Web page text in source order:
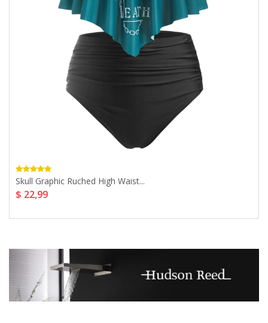
Skull Graphic Ruched High Waist...
$ 22,99